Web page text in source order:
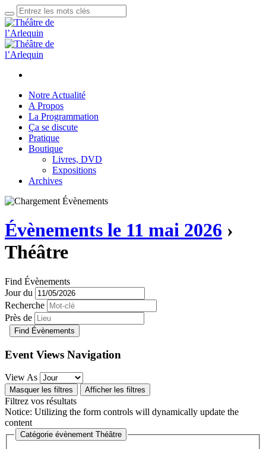
Notre Actualité
A Propos
La Programmation
Ça se discute
Pratique
Boutique
Livres, DVD
Expositions
Archives
Évènements le 11 mai 2026 ›
Théâtre
Find Évènements
Jour du
Recherche
Près de
Event Views Navigation
View As
Masquer les filtres Afficher les filtres
Filtrez vos résultats
Notice: Utilizing the form controls will dynamically update the
content
Catégorie évènement Théâtre